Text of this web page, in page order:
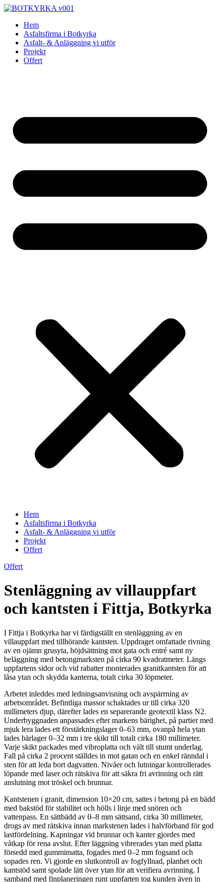
Skip
contentHem
Asfaltsfirma i Botkyrka
Asfalt- & Anläggning vi utför
Projekt
Offert
Hem
Asfaltsfirma i Botkyrka
Asfalt- & Anläggning vi utför
Projekt
Offert
Offert
Stenläggning av villauppfart
och kantsten i Fittja, Botkyrka
I Fittja i Botkyrka har vi färdigställt en stenläggning av en
villauppfart med tillhörande kantsten. Uppdraget omfattade rivning
av en ojämn grusyta, höjdsättning mot gata och entré samt ny
beläggning med betongmarksten på cirka 90 kvadratmeter. Längs
uppfartens sidor och vid rabatter monterades granitkantsten för att
låsa ytan och skydda kanterna, totalt cirka 30 löpmeter.
Arbetet inleddes med ledningsanvisning och avspärrning av
arbetsområdet. Befintliga massor schaktades ur till cirka 320
millimeters djup, därefter lades en separerande geotextil klass N2.
Underbyggnaden anpassades efter markens bärighet, på partier med
mjuk lera lades ett förstärkningslager 0–63 mm, ovanpå hela ytan
lades bärlager 0–32 mm i tre skikt till totalt cirka 180 millimeter.
Varje skikt packades med vibroplatta och vält till stumt underlag.
Fall på cirka 2 procent ställdes in mot gatan och en enkel ränndal i
sten för att leda bort dagvatten. Nivåer och lutningar kontrollerades
löpande med laser och rätskiva för att säkra fri avrinning och rätt
anslutning mot tröskel och brunnar.
Kantstenen i granit, dimension 10×20 cm, sattes i betong på en bädd
med bakstöd för stabilitet och hölls i linje med snören och
vattenpass. En sättbädd av 0–8 mm sättsand, cirka 30 millimeter,
drogs av med rätskiva innan markstenen lades i halvförband för god
lastfördelning. Kapningar vid brunnar och kanter gjordes med
våtkap för rena avslut. Efter läggning vibrerades ytan med platta
försedd med gummimatta, fogades med 0–2 mm fogsand och
sopades ren. Vi gjorde en slutkontroll av fogfyllnad, planhet och
kantstöd samt spolade lätt över ytan för att verifiera avrinning. I
samband med finplaneringen runt uppfarten tog kunden även in